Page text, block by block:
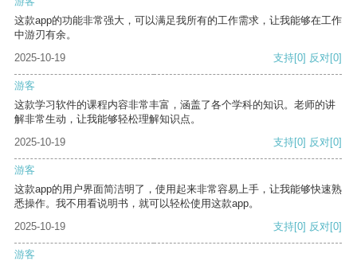
这款app的功能非常强大，可以满足我所有的工作需求，让我能够在工作
中游刃有余。
2025-10-19
支持[0] 反对[0]
游客
这款学习软件的课程内容非常丰富，涵盖了各个学科的知识。老师的讲
解非常生动，让我能够轻松理解知识点。
2025-10-19
支持[0] 反对[0]
游客
这款app的用户界面简洁明了，使用起来非常容易上手，让我能够快速熟
悉操作。我不用看说明书，就可以轻松使用这款app。
2025-10-19
支持[0] 反对[0]
游客